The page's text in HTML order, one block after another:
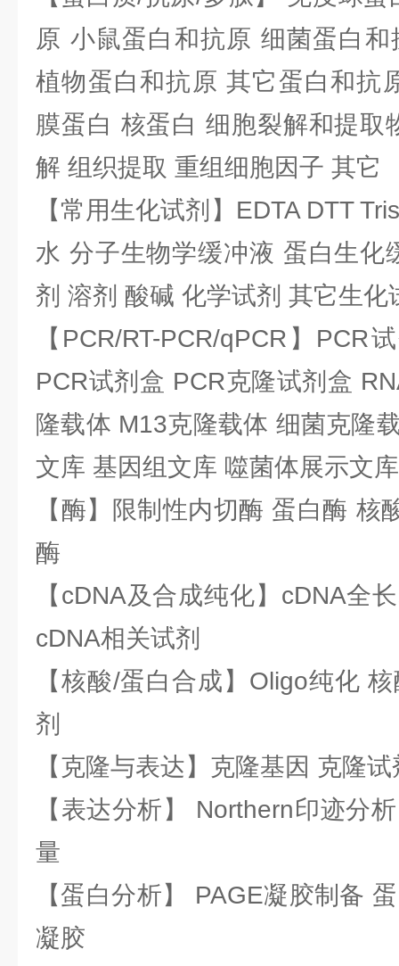
原 小鼠蛋白和抗原 细菌蛋白
植物蛋白和抗原 其它蛋白和抗
膜蛋白 核蛋白 细胞裂解和提取
解 组织提取 重组细胞因子 其它
【常用生化试剂】EDTA DTT
水 分子生物学缓冲液 蛋白生化
剂 溶剂 酸碱 化学试剂 其它生化
【PCR/RT-PCR/qPCR】PCR
PCR试剂盒 PCR克隆试剂盒
隆载体 M13克隆载体 细菌克隆
文库 基因组文库 噬菌体展示文库
【酶】限制性内切酶 蛋白酶 核
酶
【cDNA及合成纯化】cDNA全
cDNA相关试剂
【核酸/蛋白合成】Oligo纯化
剂
【克隆与表达】克隆基因 克隆
【表达分析】 Northern印迹分
量
【蛋白分析】 PAGE凝胶制备
凝胶